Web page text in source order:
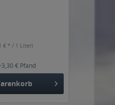
€ * / 1 Liter)
€ Pfand